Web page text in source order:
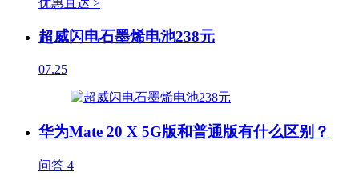
超威闪电石墨烯电池238元
07.25
华为Mate 20 X 5G版和普通版有什么区别？
问答 4